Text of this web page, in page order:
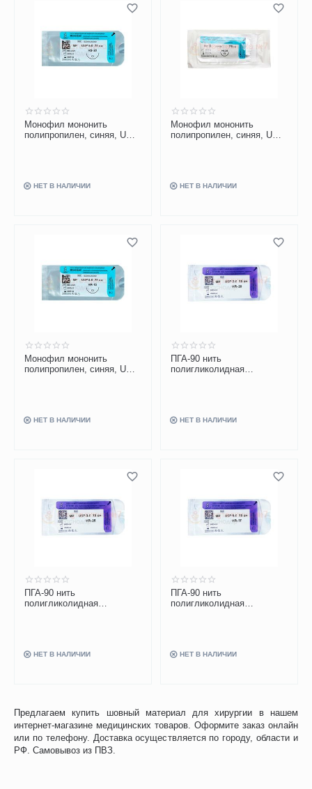
Предлагаем купить шовный материал для хирургии в нашем
интернет-магазине медицинских товаров. Оформите заказ онлайн
или по телефону. Доставка осуществляется по городу, области и
РФ. Самовывоз из ПВЗ.
Монофил мононить
полипропилен, синяя, USP
НЕТ В НАЛИЧИИ
Монофил мононить
полипропилен, синяя, USP
НЕТ В НАЛИЧИИ
Монофил мононить
полипропилен, синяя, USP
НЕТ В НАЛИЧИИ
ПГА-90 нить
полигликолидная
НЕТ В НАЛИЧИИ
ПГА-90 нить
полигликолидная
НЕТ В НАЛИЧИИ
ПГА-90 нить
полигликолидная
НЕТ В НАЛИЧИИ